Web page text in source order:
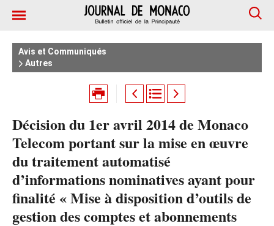
Avis et Communiqués
Autres
Décision du 1er avril 2014 de Monaco
Telecom portant sur la mise en œuvre
du traitement automatisé
d’informations nominatives ayant pour
finalité « Mise à disposition d’outils de
gestion des comptes et abonnements